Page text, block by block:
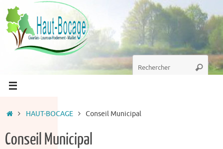
Passer
au
contenu
Recherche
pour
Accueil
HAUT-BOCAGE Conseil Municipal
Conseil Municipal